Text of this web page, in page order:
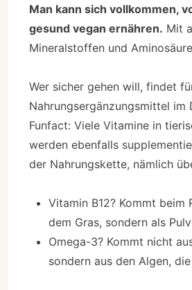
Man kann sich vollkommen,
gesund vegan ernähren. Mit
Mineralstoffen und
Wer sicher gehen will, findet
Nahrungsergänzungsmittel im
Funfact: Viele Vitamine in
werden ebenfalls
der Nahrungskette, nämlich
Vitamin B12? Kommt beim
dem Gras, sondern als
Omega-3? Kommt nicht
sondern aus den Algen,